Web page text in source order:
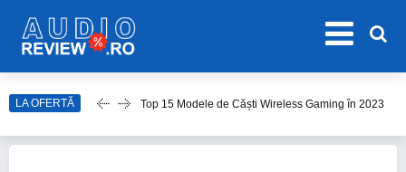
LA OFERTĂ Top 15 Modele de Căști Wireless Gaming în 2023